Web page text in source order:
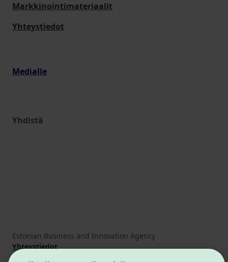
Markkinointimateriaalit
Yhteystiedot
Medialle
Yhdistä
Estonian Business and Innovation Agency
Yhteystiedot
Yhteistyökumppanit